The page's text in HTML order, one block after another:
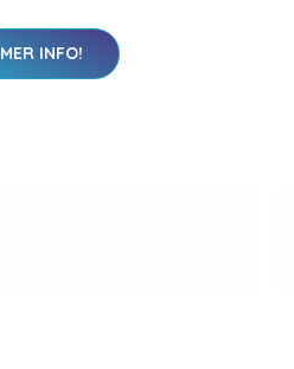
MER INFO!